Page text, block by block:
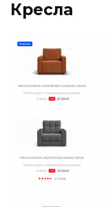
Кресла